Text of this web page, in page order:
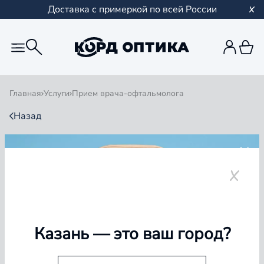
Доставка с примеркой по всей России
Главная Услуги Прием врача-офтальмолога
Назад
ПРИЕМ ВРАЧА-
Казань— это ваш город?